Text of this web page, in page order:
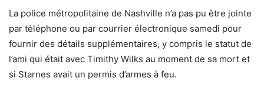
La police métropolitaine de Nashville n’a pas pu être jointe
par téléphone ou par courrier électronique samedi pour
fournir des détails supplémentaires, y compris le statut de
l’ami qui était avec Timithy Wilks au moment de sa mort et
si Starnes avait un permis d’armes à feu.